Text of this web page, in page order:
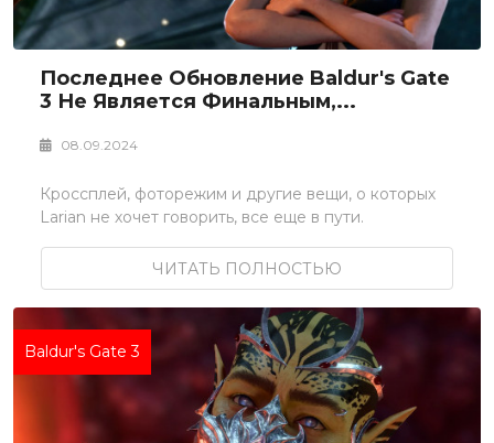
Последнее Обновление Baldur's Gate
3 Не Является Финальным,...
08.09.2024
Кроссплей, фоторежим и другие вещи, о которых
Larian не хочет говорить, все еще в пути.
ЧИТАТЬ ПОЛНОСТЬЮ
Baldur's Gate 3